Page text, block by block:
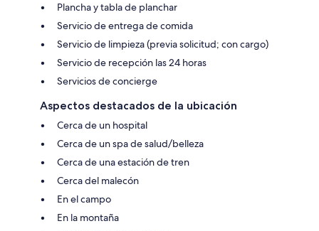
Plancha y tabla de planchar
Servicio de entrega de comida
Servicio de limpieza (previa solicitud; con cargo)
Servicio de recepción las 24 horas
Servicios de concierge
Aspectos destacados de la ubicación
Cerca de un hospital
Cerca de un spa de salud/belleza
Cerca de una estación de tren
Cerca del malecón
En el campo
En la montaña